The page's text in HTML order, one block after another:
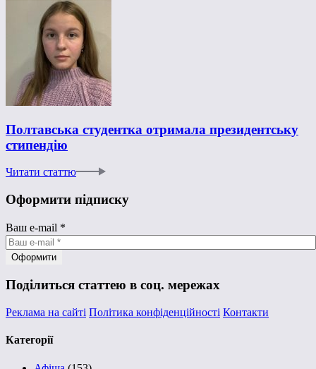
Полтавська студентка отримала президентську
стипендію
Читати статтю
Оформити підписку
Ваш e-mail *
Поділиться статтею в соц. мережах
Реклама на сайті Політика конфіденційності Контакти
Категорії